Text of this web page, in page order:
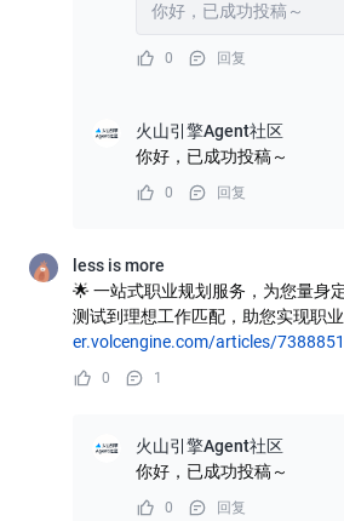
你好，已成功投稿～
0 回复
火山引擎Agent社区
你好，已成功投稿～
0 回复
less is more
🌟 一站式职业规划服务，为您量身
测试到理想工作匹配，助您实现职业
er.volcengine.com/articles/
0 1
火山引擎Agent社区
你好，已成功投稿～
0 回复